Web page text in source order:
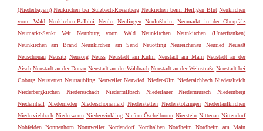
(Niederbayern) Neukirchen bei Sulzbach-Rosenberg Neukirchen beim Heiligen Blut Neukirchen
vorm Wald Neukirchen-Balbini Neuler Neulingen Neulußheim
Neumarkt in der Oberpfalz
Neumarkt-Sankt Veit
Neunburg vorm Wald Neunkirchen
Neunkirchen (Unterfranken)
Neunkirchen am Brand
Neunkirchen am Sand Neuötting Neureichenau Neuried
Neusäß
Neuschönau Neusitz Neusorg Neuss Neustadt am Kulm Neustadt am Main Neustadt an der
Aisch Neustadt an der Donau Neustadt an der Waldnaab Neustadt an der Weinstraße Neustadt bei
Coburg Neustetten Neutraubling Neuweiler Neuwied Nieder-Olm Niederaichbach Niederalteich
Niederbergkirchen
Niedereschach Niederfüllbach Niederlauer Niedermurach
Niedernberg
Niedernhall
Niederrieden Niederschönenfeld Niederstetten Niederstotzingen Niedertaufkirchen
Niederviehbach Niederwerrn Niederwinkling Niefern-Öschelbronn Nierstein Nittenau Nittendorf
Nohfelden Nonnenhorn Nonnweiler Nordendorf Nordhalben Nordheim
Nordheim am Main